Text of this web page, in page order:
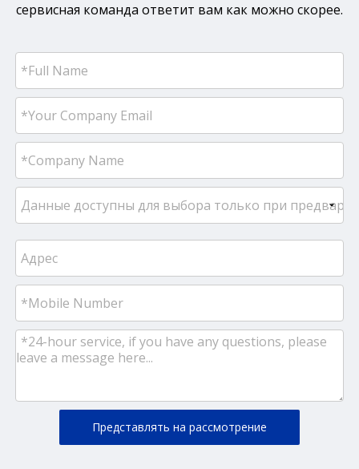
сервисная команда ответит вам как можно скорее.
Представлять на рассмотрение